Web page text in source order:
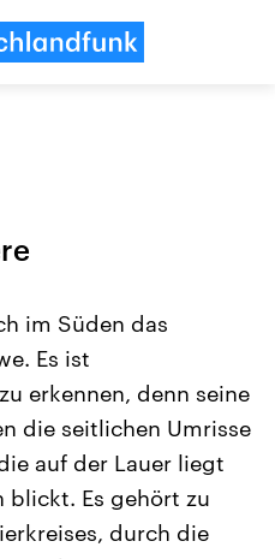
aus
USA
Aktuelle Beiträge,
Hintergründe
Wirtschaftlich und
gehören die Vereinigten
den mächtigsten Ländern
mit großem Einfluss auf
im Süden das
Es ist
erkennen, denn seine
die seitlichen Umrisse
auf der Lauer liegt
blickt. Es gehört zu
durch die